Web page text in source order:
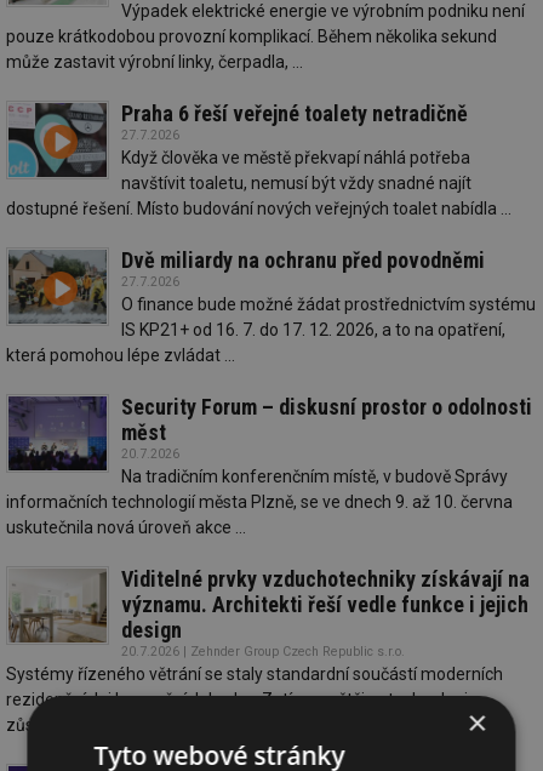
Výpadek elektrické energie ve výrobním podniku není
pouze krátkodobou provozní komplikací. Během několika sekund
může zastavit výrobní linky, čerpadla, ...
Praha 6 řeší veřejné toalety netradičně
27.7.2026
Když člověka ve městě překvapí náhlá potřeba
navštívit toaletu, nemusí být vždy snadné najít
dostupné řešení. Místo budování nových veřejných toalet nabídla ...
Dvě miliardy na ochranu před povodněmi
27.7.2026
O finance bude možné žádat prostřednictvím systému
IS KP21+ od 16. 7. do 17. 12. 2026, a to na opatření,
která pomohou lépe zvládat ...
Security Forum – diskusní prostor o odolnosti
měst
20.7.2026
Na tradičním konferenčním místě, v budově Správy
informačních technologií města Plzně, se ve dnech 9. až 10. června
uskutečnila nová úroveň akce ...
Viditelné prvky vzduchotechniky získávají na
významu. Architekti řeší vedle funkce i jejich
design
20.7.2026 | Zehnder Group Czech Republic s.r.o.
Systémy řízeného větrání se staly standardní součástí moderních
rezidenčních i komerčních budov. Zatímco většina technologie
zůstává skryta ...
×
Tyto webové stránky